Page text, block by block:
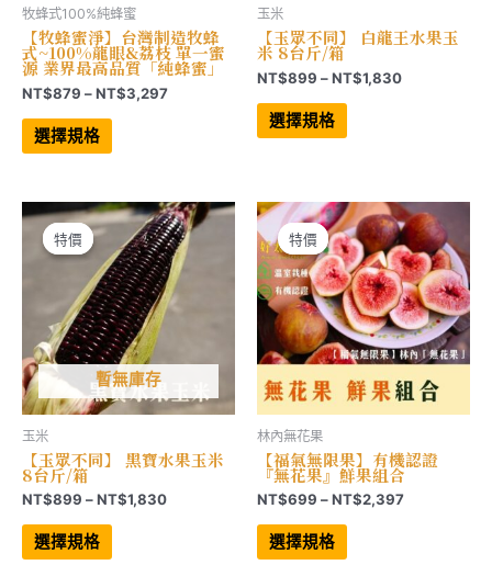
牧蜂式100%純蜂蜜
【牧蜂蜜淨】台灣制造牧蜂
式~100%龍眼&荔枝 單一蜜
源 業界最高品質「純蜂蜜」
NT$879 –NT$3,297價
NT$3,297
選擇規格
此
品
款
式。
可
在
產
品
頁
面
選
擇
選
項
玉米
【玉眾不同】 白龍王水果玉
米 8台斤/箱
NT$899 –NT$1,830價
選擇規格
此
品
式。
可
在
產
品
頁
面
選
擇
選
項
特價
暫無庫存
特價
玉米
【玉眾不同】 黑寶水果玉米
8台斤/箱
NT$899 –NT$1,830價
選擇規格
此
品
特價
特價
林內無花果
【福氣無限果】有機認證
『無花果』鮮果組合
NT$699 –NT$2,397價
選擇規格
此
品